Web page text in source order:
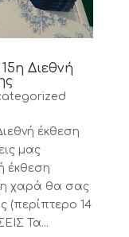
Διεθνή
έκθεση
μας
έκθεση
χαρά θα σας
(περίπτερο 14
Τα...